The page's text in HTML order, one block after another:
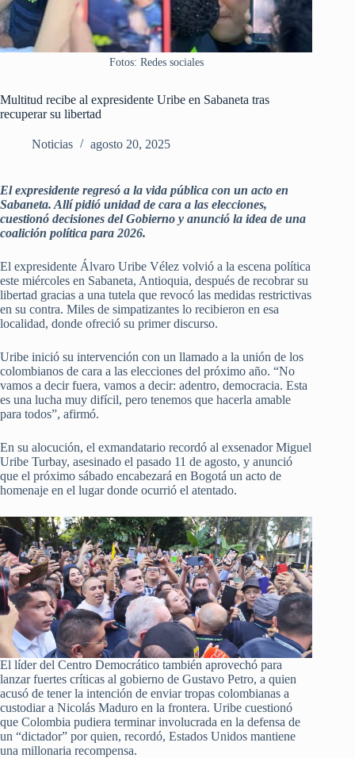
Fotos: Redes sociales
Multitud recibe al expresidente Uribe en Sabaneta tras
recuperar su libertad
Noticias agosto 20, 2025
El expresidente regresó a la vida pública con un acto en
Sabaneta. Allí pidió unidad de cara a las elecciones,
cuestionó decisiones del Gobierno y anunció la idea de una
coalición política para 2026.
El expresidente Álvaro Uribe Vélez volvió a la escena política
este miércoles en Sabaneta, Antioquia, después de recobrar su
libertad gracias a una tutela que revocó las medidas restrictivas
en su contra. Miles de simpatizantes lo recibieron en esa
localidad, donde ofreció su primer discurso.
Uribe inició su intervención con un llamado a la unión de los
colombianos de cara a las elecciones del próximo año. “No
vamos a decir fuera, vamos a decir: adentro, democracia. Esta
es una lucha muy difícil, pero tenemos que hacerla amable
para todos”, afirmó.
En su alocución, el exmandatario recordó al exsenador Miguel
Uribe Turbay, asesinado el pasado 11 de agosto, y anunció
que el próximo sábado encabezará en Bogotá un acto de
homenaje en el lugar donde ocurrió el atentado.
El líder del Centro Democrático también aprovechó para
lanzar fuertes críticas al gobierno de Gustavo Petro, a quien
acusó de tener la intención de enviar tropas colombianas a
custodiar a Nicolás Maduro en la frontera. Uribe cuestionó
que Colombia pudiera terminar involucrada en la defensa de
un “dictador” por quien, recordó, Estados Unidos mantiene
una millonaria recompensa.